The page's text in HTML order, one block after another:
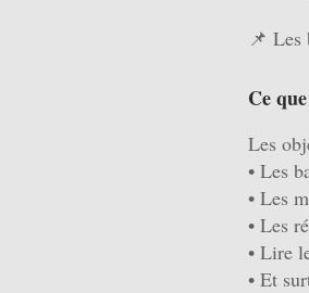
📌 Les
Ce
Les
• Les
• Les
• Les
• Lire
• Et